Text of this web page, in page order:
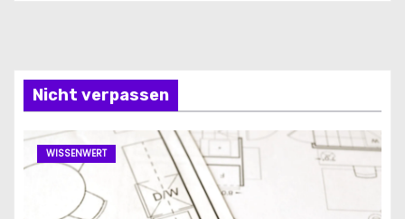
Nicht verpassen
WISSENWERT